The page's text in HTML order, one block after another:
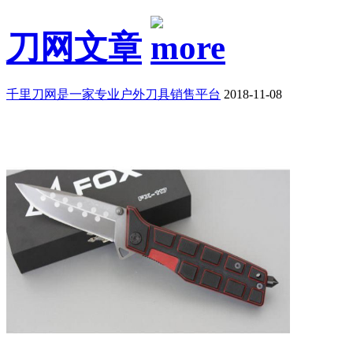
刀网文章
千里刀网是一家专业户外刀具销售平台 2018-11-08